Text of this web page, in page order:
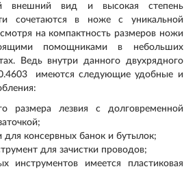
внешний вид и высокая степень
сочетаются в ноже с уникальной
на компактность размеров ножи
помощниками в небольших
Ведь внутри данного двухрядного
имеются следующие удобные и
размера лезвия с долговременной
для консервных банок и бутылок;
для зачистки проводов;
инструментов имеется пластиковая